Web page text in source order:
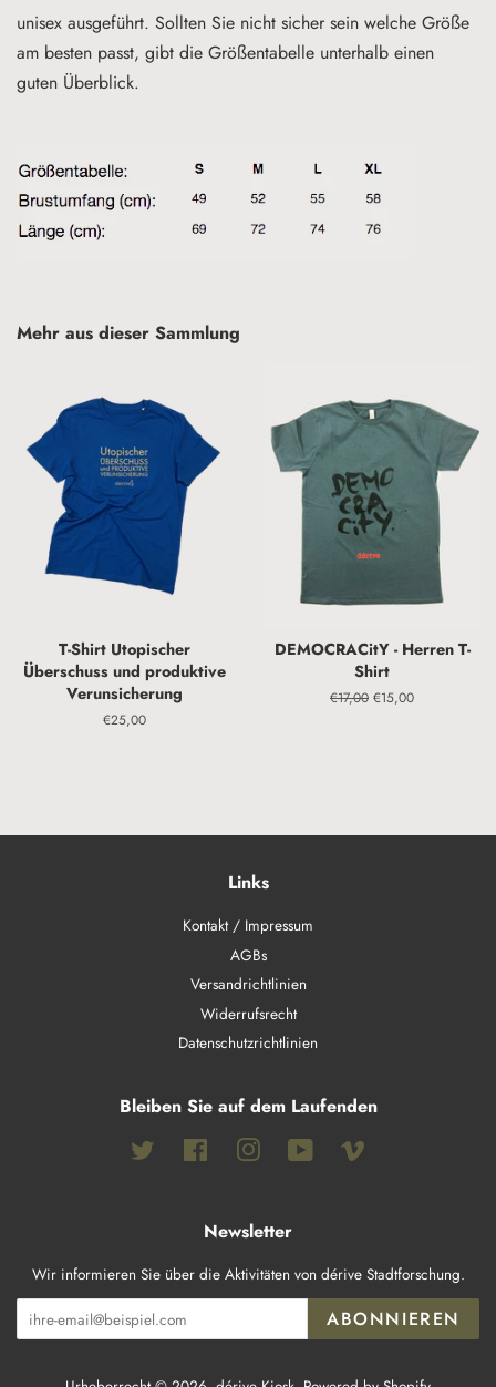
unisex ausgeführt. Sollten Sie nicht sicher sein welche Größe
am besten passt, gibt die Größentabelle unterhalb einen
guten Überblick.
Mehr aus dieser Sammlung
T-Shirt Utopischer
Überschuss und produktive
Verunsicherung
Normaler
€25,00
DEMOCRACitY - Herren T-
Shirt
Normaler
€17,00 Sonderpreis
€15,00
Links
Kontakt / Impressum
AGBs
Versandrichtlinien
Widerrufsrecht
Datenschutzrichtlinien
Bleiben Sie auf dem Laufenden
Twitter Facebook Instagram YouTube
Newsletter
Wir informieren Sie über die Aktivitäten von dérive Stadtforschung.
ABONNIEREN